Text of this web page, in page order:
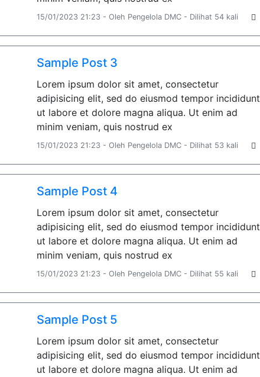
15/01/2023 21:23 - Oleh Pengelola DMC - Dilihat 54 kali
Sample Post 3
Lorem ipsum dolor sit amet, consectetur
adipisicing elit, sed do eiusmod tempor incididunt
ut labore et dolore magna aliqua. Ut enim ad
minim veniam, quis nostrud ex
15/01/2023 21:23 - Oleh Pengelola DMC - Dilihat 53 kali
Sample Post 4
Lorem ipsum dolor sit amet, consectetur
adipisicing elit, sed do eiusmod tempor incididunt
ut labore et dolore magna aliqua. Ut enim ad
minim veniam, quis nostrud ex
15/01/2023 21:23 - Oleh Pengelola DMC - Dilihat 55 kali
Sample Post 5
Lorem ipsum dolor sit amet, consectetur
adipisicing elit, sed do eiusmod tempor incididunt
ut labore et dolore magna aliqua. Ut enim ad